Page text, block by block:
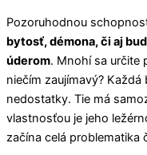
Pozoruhodnou
bytosť, démona, či aj
úderom. Mnohí sa určite
niečím zaujímavý?
nedostatky. Tie má
vlastnosťou je jeho
začína celá problematika